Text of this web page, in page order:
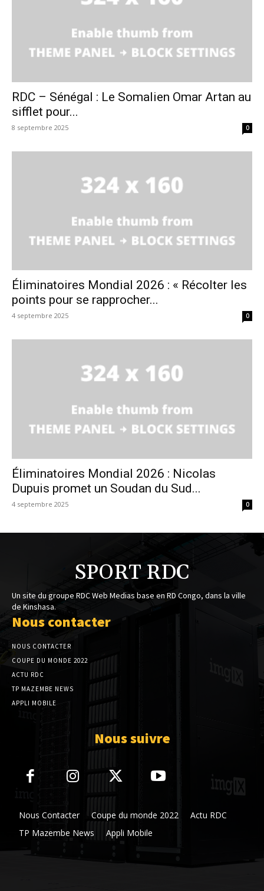
RDC – Sénégal : Le Somalien Omar Artan au
sifflet pour...
8 septembre 2025 0
Éliminatoires Mondial 2026 : « Récolter les
points pour se rapprocher...
4 septembre 2025 0
Éliminatoires Mondial 2026 : Nicolas
Dupuis promet un Soudan du Sud...
4 septembre 2025 0
SPORT RDC
Un site du groupe RDC Web Medias base en RD Congo, dans la ville
de Kinshasa.
Nous contacter
NOUS CONTACTER
COUPE DU MONDE 2022
ACTU RDC
TP MAZEMBE NEWS
APPLI MOBILE
Nous suivre
Nous Contacter Coupe du monde 2022
Actu RDC
TP Mazembe News
Appli Mobile